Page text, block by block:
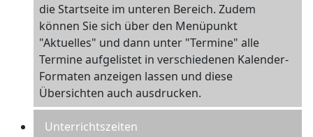
die Startseite im unteren Bereich. Zudem
können Sie sich über den Menüpunkt
"Aktuelles" und dann unter "Termine" alle
Termine aufgelistet in verschiedenen Kalender-
Formaten anzeigen lassen und diese
Übersichten auch ausdrucken.
Unterrichtszeiten